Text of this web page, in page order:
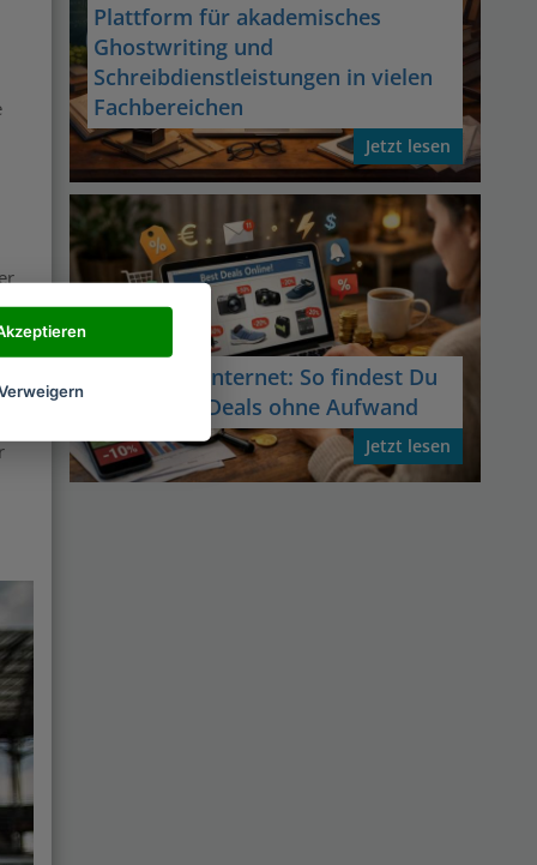
Plattform für akademisches
Ghostwriting und
Schreibdienstleistungen in vielen
Fachbereichen
Jetzt lesen
Sparen im Internet: So findest Du
die besten Deals ohne Aufwand
Jetzt lesen